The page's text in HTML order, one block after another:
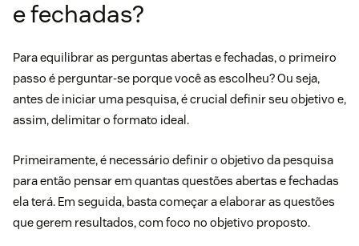
e fechadas?
Para equilibrar as perguntas abertas e fechadas, o primeiro
passo é perguntar-se porque você as escolheu? Ou seja,
antes de iniciar uma pesquisa, é crucial definir seu objetivo e,
assim, delimitar o formato ideal.
Primeiramente, é necessário definir o objetivo da pesquisa
para então pensar em quantas questões abertas e fechadas
ela terá. Em seguida, basta começar a elaborar as questões
que gerem resultados, com foco no objetivo proposto.